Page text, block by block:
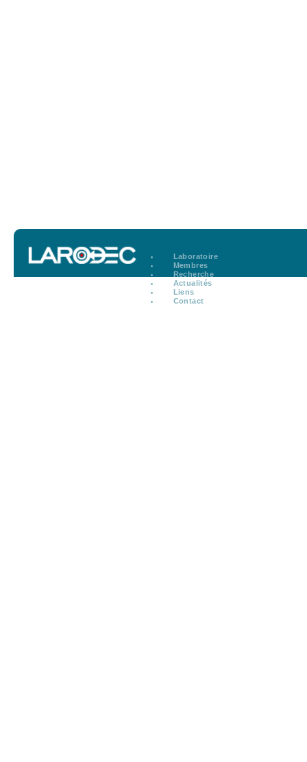
Laboratoire
Membres
Recherche
Actualités
Liens
Contact